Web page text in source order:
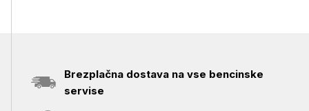
Brezplačna dostava na vse bencinske
servise